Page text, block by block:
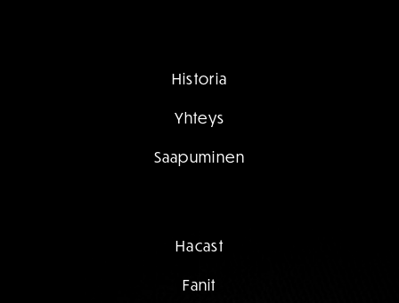
Historia
Yhteys
Saapuminen
Hacast
Fanit